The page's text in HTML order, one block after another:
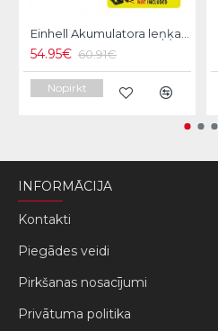
Einhell Akumulatora leņķa slīpmašina TE-AG 18/115 Li-Solo
54.95€ 60.91€
Nopirkt
INFORMĀCIJA
Kontakti
Piegādes veidi
Pirkšanas nosacījumi
Privātuma politika